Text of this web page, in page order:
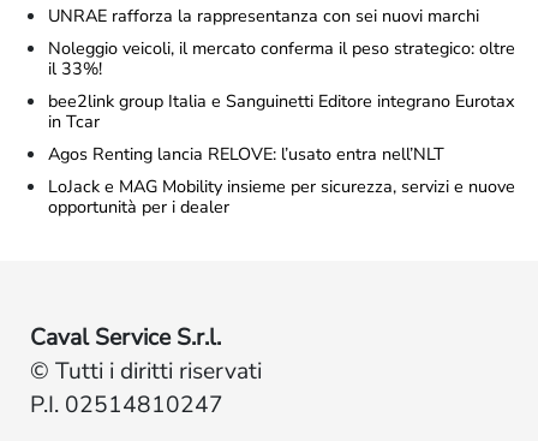
UNRAE rafforza la rappresentanza con sei nuovi marchi
Noleggio veicoli, il mercato conferma il peso strategico: oltre
il 33%!
bee2link group Italia e Sanguinetti Editore integrano Eurotax
in Tcar
Agos Renting lancia RELOVE: l’usato entra nell’NLT
LoJack e MAG Mobility insieme per sicurezza, servizi e nuove
opportunità per i dealer
Caval Service S.r.l.
© Tutti i diritti riservati
P.I. 02514810247